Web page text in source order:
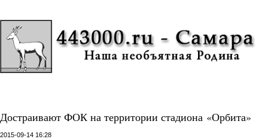
Достраивают ФОК на территории стадиона «Орбита»
2015-09-14 16:28